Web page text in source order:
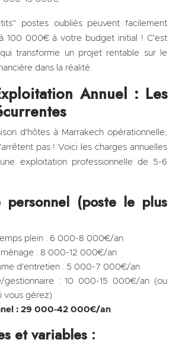
postes oubliés peuvent facilement
100 000€ à votre budget initial ! C'est
transforme un projet rentable sur le
dans la réalité.
Annuel : Les
d'hôtes à Marrakech opérationnelle,
pas ! Voici les charges annuelles
exploitation professionnelle de 5-6
personnel (poste le plus
plein : 6 000-8 000€/an
: 8 000-12 000€/an
d'entretien : 5 000-7 000€/an
gestionnaire : 10 000-15 000€/an (ou
vous gérez)
: 29 000-42 000€/an
et variables :